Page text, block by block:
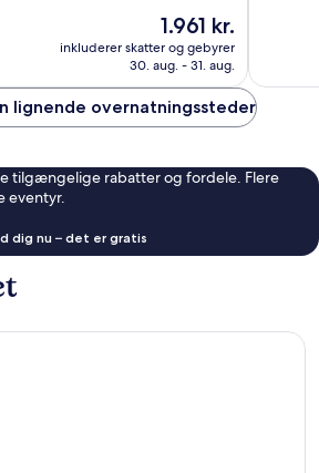
Prisen
er
1.961 kr.
1.961 kr.
inkluderer skatter og gebyrer
30. aug. - 31. aug.
lignende overnatningssteder
tilgængelige rabatter og fordele. Flere
eventyr.
dig nu – det er gratis